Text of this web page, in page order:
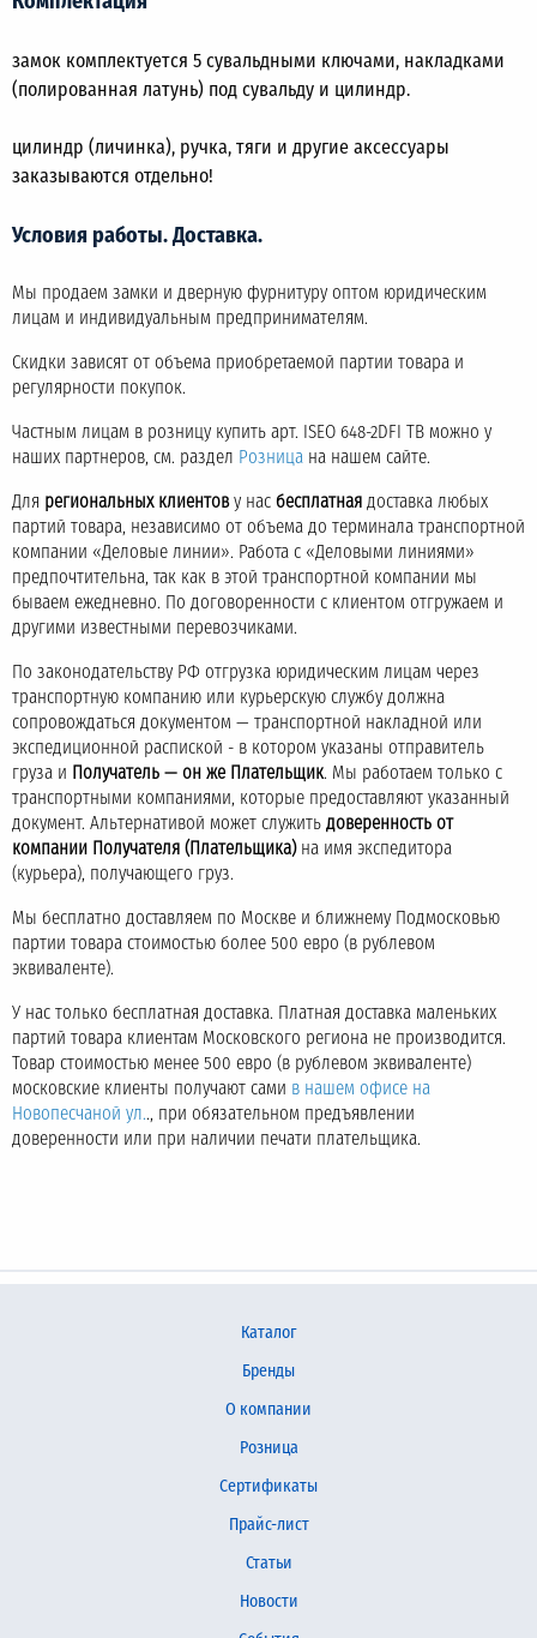
замок комплектуется 5 сувальдными ключами, накладками
(полированная латунь) под сувальду и цилиндр.
цилиндр (личинка), ручка, тяги и другие аксессуары
заказываются отдельно!
Условия работы. Доставка.
Мы продаем замки и дверную фурнитуру оптом юридическим
лицам и индивидуальным предпринимателям.
Скидки зависят от объема приобретаемой партии товара и
регулярности покупок.
Частным лицам в розницу купить арт. ISEO 648-2DFI TB можно у
наших партнеров, см. раздел Розница на нашем сайте.
Для региональных клиентову нас бесплатная доставка любых
партий товара, независимо от объема до терминала транспортной
компании «Деловые линии». Работа с «Деловыми линиями»
предпочтительна, так как в этой транспортной компании мы
бываем ежедневно. По договоренности с клиентом отгружаем и
другими известными перевозчиками.
По законодательству РФ отгрузка юридическим лицам через
транспортную компанию или курьерскую службу должна
сопровождаться документом — транспортной накладной или
экспедиционной распиской - в котором указаны отправитель
груза и Получатель — он же Плательщик. Мы работаем только с
транспортными компаниями, которые предоставляют указанный
документ. Альтернативой может служить доверенность от
компании Получателя (Плательщика)на имя экспедитора
(курьера), получающего груз.
Мы бесплатно доставляем по Москве и ближнему Подмосковью
партии товара стоимостью более 500 евро (в рублевом
эквиваленте).
У нас только бесплатная доставка. Платная доставка маленьких
партий товара клиентам Московского региона не производится.
Товар стоимостью менее 500 евро (в рублевом эквиваленте)
московские клиенты получают сами в нашем офисе на
Новопесчаной ул.., при обязательном предъявлении
доверенности или при наличии печати плательщика.
Каталог
Бренды
О компании
Розница
Сертификаты
Прайс-лист
Статьи
Новости